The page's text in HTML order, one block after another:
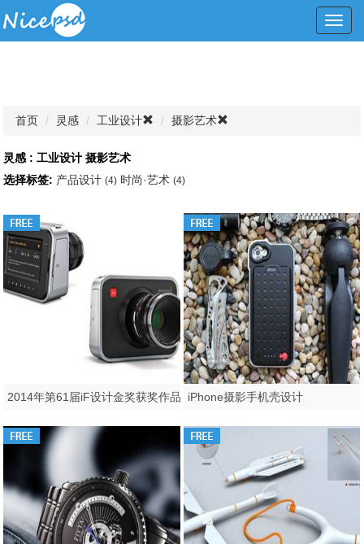
首页 灵感 工业设计 摄影艺术
灵感 : 工业设计 摄影艺术
选择标签: 产品设计(4) 时尚·艺术(4)
2014年第61届iF设计金奖获奖作品——Blackmagic电影摄影机
iPhone摄影手机壳设计